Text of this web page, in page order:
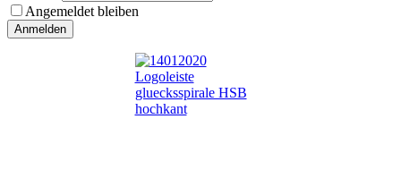
Angemeldet bleiben